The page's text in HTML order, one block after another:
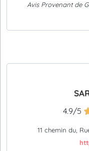
Avis Provenant de
4.9/5
11 chemin du,